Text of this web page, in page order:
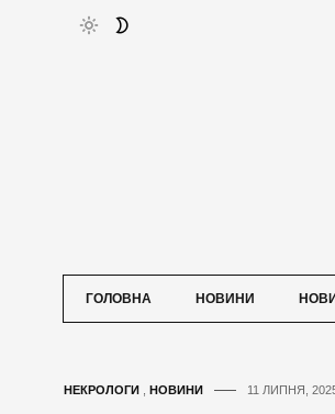
ГОЛОВНА НОВИНИ
НЕКРОЛОГИ НОВИНИ 11 ЛИПНЯ,